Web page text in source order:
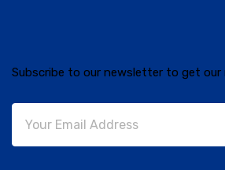
Subscribe to our newsletter to get